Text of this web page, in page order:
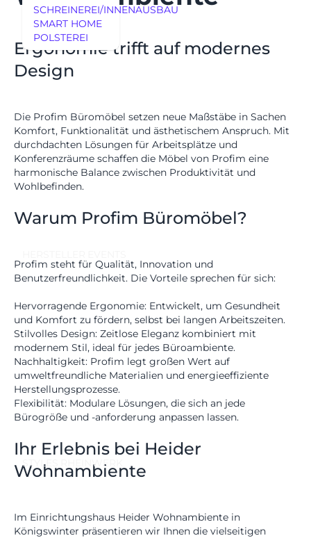
SCHREINEREI/INNENAUSBAU
SMART HOME
POLSTEREI
REFERENZEN
STYLES RHEINWERK
UNSERE EXPERTISE
EVENTS
STYLES
RHEINWERK
MÖBEL
Ergonomie trifft auf modernes
Design
Die Profim Büromöbel setzen neue Maßstäbe in Sachen
Komfort, Funktionalität und ästhetischem Anspruch. Mit
durchdachten Lösungen für Arbeitsplätze und
Konferenzräume schaffen die Möbel von Profim eine
harmonische Balance zwischen Produktivität und
Wohlbefinden.
Warum Profim Büromöbel?
Profim steht für Qualität, Innovation und
Benutzerfreundlichkeit. Die Vorteile sprechen für sich:
Hervorragende Ergonomie: Entwickelt, um Gesundheit
und Komfort zu fördern, selbst bei langen Arbeitszeiten.
Stilvolles Design: Zeitlose Eleganz kombiniert mit
modernem Stil, ideal für jedes Büroambiente.
Nachhaltigkeit: Profim legt großen Wert auf
umweltfreundliche Materialien und energieeffiziente
Herstellungsprozesse.
Flexibilität: Modulare Lösungen, die sich an jede
Bürogröße und -anforderung anpassen lassen.
Ihr Erlebnis bei Heider
Wohnambiente
Im Einrichtungshaus Heider Wohnambiente in
Königswinter präsentieren wir Ihnen die vielseitigen
Senden
Königswinterer Str. 319
0 22 23 - 91 89 0